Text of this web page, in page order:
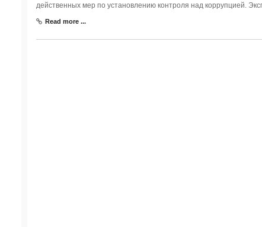
действенных мер по установлению контроля над коррупцией.
Read more ...